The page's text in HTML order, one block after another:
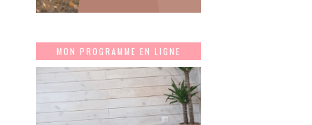
MON PROGRAMME EN LIGNE